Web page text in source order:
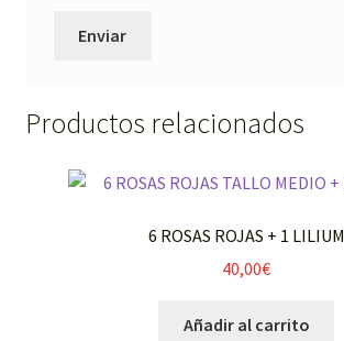
Productos relacionados
6 ROSAS ROJAS + 1 LILIUM
40,00€
Añadir al carrito